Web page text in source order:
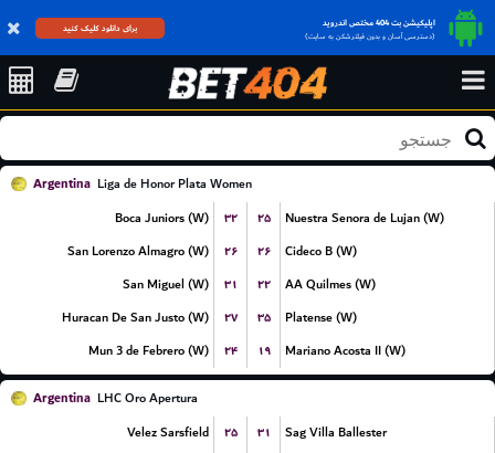
اپلیکیشن بت 404 مختص اندروید
(دسترسی آسان و بدون فیلترشکن به سایت)
برای دانلود کلیک کنید
Argentina Liga de Honor Plata Women
Boca Juniors (W)
۳۲ ۲۵
Nuestra Senora de Lujan (W)
San Lorenzo Almagro (W)
۲۶ ۲۶
Cideco B (W)
San Miguel (W)
۳۱ ۲۲
AA Quilmes (W)
Huracan De San Justo (W)
۲۷ ۳۵
Platense (W)
Mun 3 de Febrero (W)
۲۴ ۱۹ Mariano Acosta II (W)
Argentina LHC Oro Apertura
Velez Sarsfield
۲۵ ۳۱
Sag Villa Ballester